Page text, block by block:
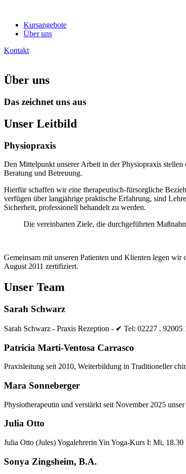
springenKursangebote
Über uns
Kontakt
Über uns
Das zeichnet uns aus
Unser Leitbild
Physiopraxis
Den Mittelpunkt unserer Arbeit in der Physiopraxis
Beratung und Betreuung.
Hierfür schaffen wir eine therapeutisch-fürsorgliche
verfügen über langjährige praktische Erfahrung, sind
Sicherheit, professionell behandelt zu werden.
Die vereinbarten Ziele, die durchgeführten
Gemeinsam mit unseren Patienten und Klienten legen
August 2011 zertifiziert.
Unser Team
Sarah Schwarz
Sarah Schwarz - Praxis Rezeption - ✔ Tel: 02227 .
Patricia Marti-Ventosa Carrasco
Praxisleitung seit 2010, Weiterbildung in Traditioneller
Mara Sonneberger
Physiotherapeutin und verstärkt seit November 2025 unser
Julia Otto
Julia Otto (Jules) Yogalehrerin Yin Yoga-Kurs I: Mi,
Sonya Zingsheim, B.A.